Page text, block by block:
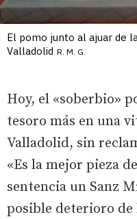
El pomo junto al ajuar de
Valladolid R. M. G.
Hoy, el «soberbio»
tesoro más en una
Valladolid, sin
«Es la mejor pieza
sentencia un Sanz
posible deterioro